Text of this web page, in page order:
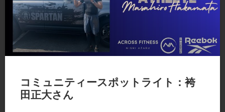
コミュニティースポットライト：袴
田正大さん